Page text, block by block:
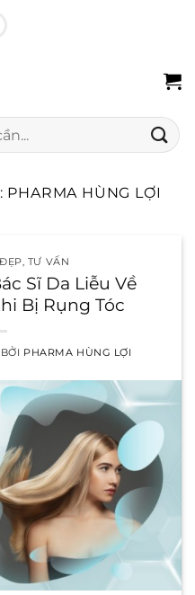
PHARMA HÙNG LỢI
, TƯ VẤN
Sĩ Da Liễu Về
Bị Rụng Tóc
BỞI PHARMA HÙNG LỢI